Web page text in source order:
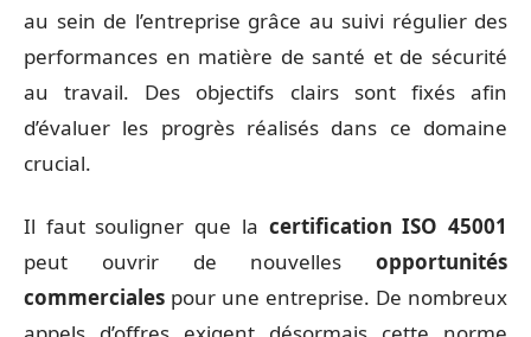
au sein de l’entreprise grâce au suivi régulier des
performances en matière de santé et de sécurité
au travail. Des objectifs clairs sont fixés afin
d’évaluer les progrès réalisés dans ce domaine
crucial.
Il faut souligner que la certification ISO 45001
peut ouvrir de nouvelles opportunités
commerciales pour une entreprise. De nombreux